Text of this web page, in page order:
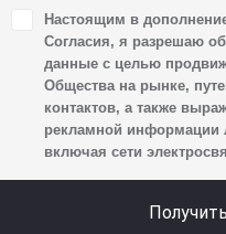
1. Настоящим я даю
своих персональных
фамилии, контактных
и адрес электронной
о впечатлениях,
к автомобилю(-ям) и
сайта, уникального
Настоящим в
Согласия, я разрешаю
данные с целью
Общества на рынке,
контактов, а также
рекламной
включая сети